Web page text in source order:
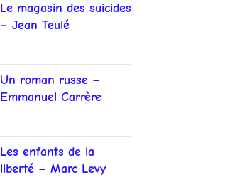
Le magasin des suicides
– Jean Teulé
Un roman russe –
Emmanuel Carrère
Les enfants de la
liberté – Marc Levy